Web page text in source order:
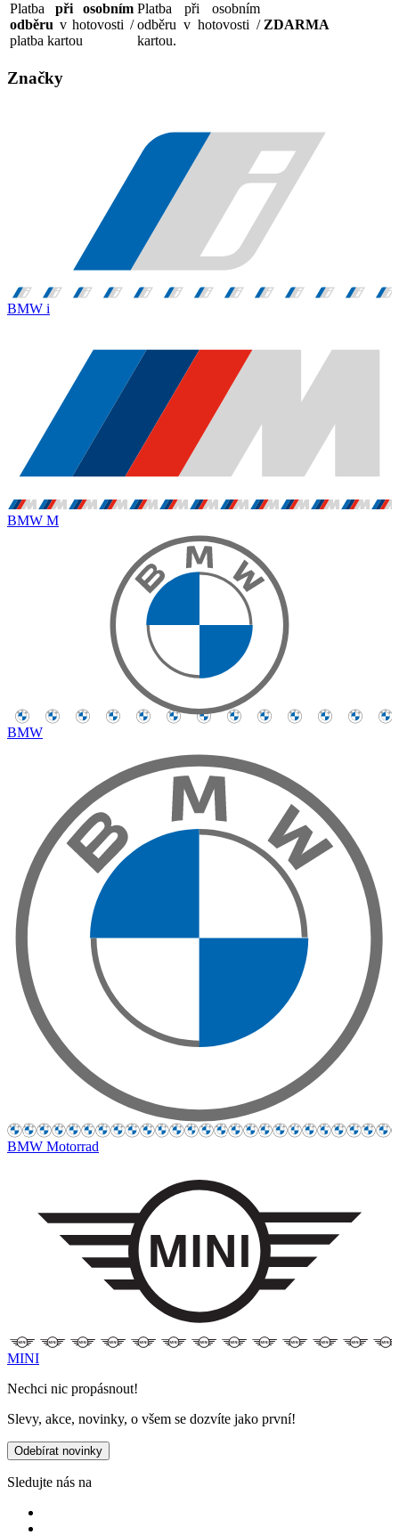
Platba při osobním
odběru v hotovosti /
platba kartou
Platba při osobním
odběru v hotovosti /
kartou.
ZDARMA
Značky
BMW i
BMW M
BMW
BMW Motorrad
MINI
Nechci nic propásnout!
Slevy, akce, novinky, o všem se dozvíte jako první!
Odebírat novinky
Sledujte nás na